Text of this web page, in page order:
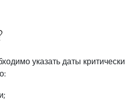
указать даты критически